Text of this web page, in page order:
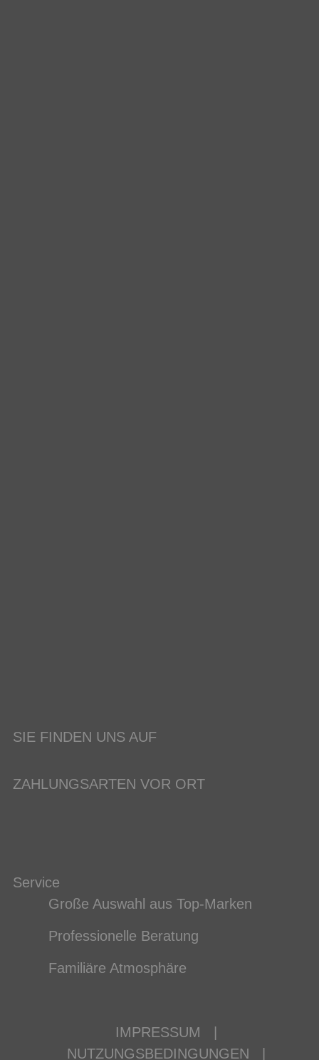
SIE FINDEN UNS AUF
ZAHLUNGSARTEN VOR ORT
Service
Große Auswahl aus Top-Marken
Professionelle Beratung
Familiäre Atmosphäre
IMPRESSUM
NUTZUNGSBEDINGUNGEN